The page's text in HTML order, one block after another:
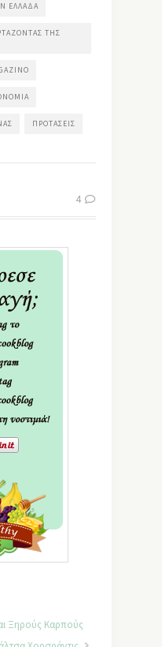
ΕΛΛΆΔΑ
ΤΗΣ
ΠΡΟΤΆΣΕΙΣ
4
Ξηρούς Καρπούς